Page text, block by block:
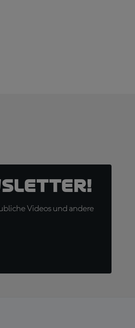
Videos und andere